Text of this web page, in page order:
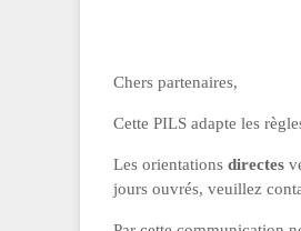
Chers partenaires,
Cette PILS adapte les
Les orientations directes
jours ouvrés, veuillez